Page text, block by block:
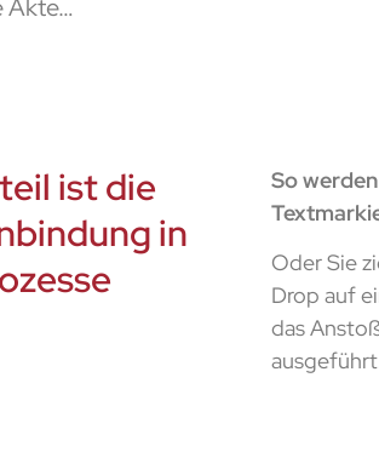
Akte…
ist die
in
So
Oder Sie
Drop auf
das